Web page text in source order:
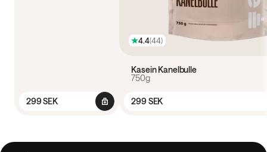
299 SEK
4.4(44)
Kasein Kanelbulle
750g
299 SEK